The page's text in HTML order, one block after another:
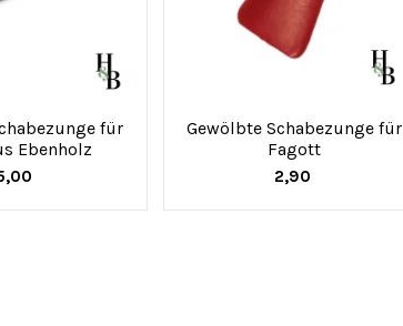
für
Ebenholz
Gewölbte Schabezunge für
Fagott
2,90